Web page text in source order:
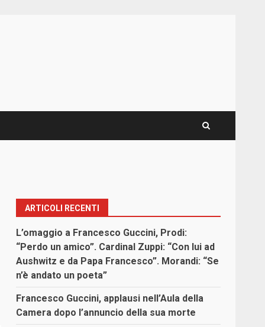
ARTICOLI RECENTI
L’omaggio a Francesco Guccini, Prodi:
“Perdo un amico”. Cardinal Zuppi: “Con lui ad
Aushwitz e da Papa Francesco”. Morandi: “Se
n’è andato un poeta”
Francesco Guccini, applausi nell’Aula della
Camera dopo l’annuncio della sua morte